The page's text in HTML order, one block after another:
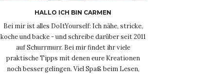
HALLO ICH BIN CARMEN
Bei mir ist alles DoItYourself: Ich nähe, stricke,
koche und backe - und schreibe darüber seit 2011
auf Schurrmurr. Bei mir findet ihr viele
praktische Tipps mit denen eure Kreationen
noch besser gelingen. Viel Spaß beim Lesen,